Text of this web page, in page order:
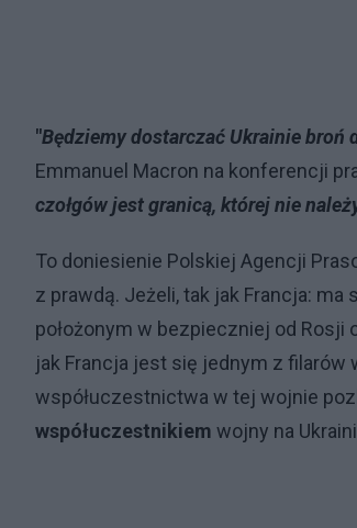
"Będziemy dostarczać Ukrainie broń
Emmanuel Macron na konferencji
czołgów jest granicą, której nie
To doniesienie Polskiej Agencji
z prawdą. Jeżeli, tak jak Francja:
położonym w bezpieczniej od
jak Francja jest się jednym z filarów
współuczestnictwa w tej wojnie
współuczestnikiem wojny na